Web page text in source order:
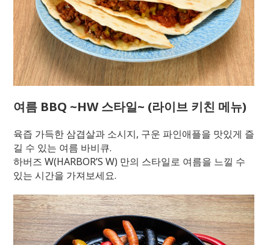
여름 BBQ ~HW 스타일~ (라이브 키친 메뉴)
육즙 가득한 삼겹살과 소시지, 구운 파인애플을 맛있게 즐
길 수 있는 여름 바비큐.
하버즈 W(HARBOR’S W) 만의 스타일로 여름을 느낄 수
있는 시간을 가져보세요.